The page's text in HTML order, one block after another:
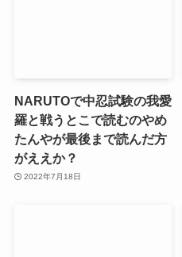
NARUTOで中忍試験の我愛
羅と戦うとこで読むのやめ
たんやが最後まで読んだ方
がええか？
2022年7月18日